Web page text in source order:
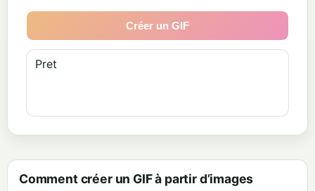
Créer un GIF
Pret
Comment créer un GIF à partir d’images